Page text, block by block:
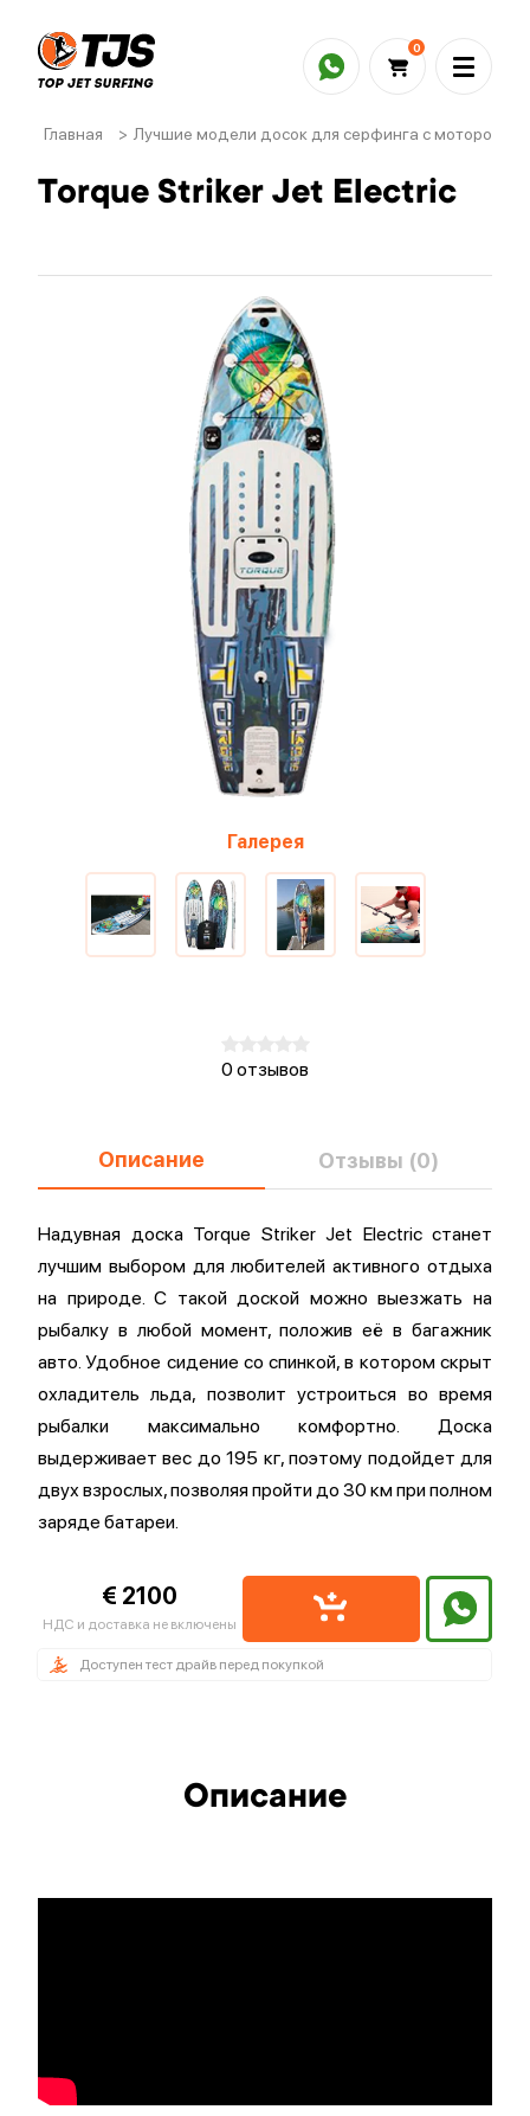
0
Главная > Лучшие модели досок для серфинга с мотором
Torque Striker Jet Electric
Галерея
0 отзывов
Описание Отзывы (0)
Надувная доска Torque Striker Jet Electric станет
лучшим выбором для любителей активного отдыха
на природе. С такой доской можно выезжать на
рыбалку в любой момент, положив её в багажник
авто. Удобное сидение со спинкой, в котором скрыт
охладитель льда, позволит устроиться во время
рыбалки максимально комфортно. Доска
выдерживает вес до 195 кг, поэтому подойдет для
двух взрослых, позволяя пройти до 30 км при полном
заряде батареи.
€ 2100
НДС и доставка не включены
Доступен тест драйв перед покупкой
Описание